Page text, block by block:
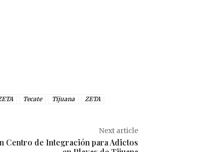
Tecate Tijuana ZETA
Next article
Centro de Integración para Adictos